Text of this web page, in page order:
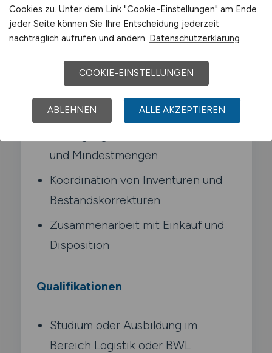
Meinerzhagen
Analyse und Steuerung der
Lagerbestände
Durchführung von
Bestandscontrolling und Reporting
und Mindestmengen
Koordination von Inventuren und
Bestandskorrekturen
Zusammenarbeit mit Einkauf und
Disposition
Qualifikationen
Studium oder Ausbildung im
Bereich Logistik oder BWL
Cookies zu. Unter dem Link "Cookie-Einstellungen" am Ende
jeder Seite können Sie Ihre Entscheidung jederzeit
nachträglich aufrufen und ändern. Datenschutzerklärung
COOKIE-EINSTELLUNGEN
ABLEHNEN ALLE AKZEPTIEREN